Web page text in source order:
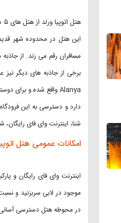
این هتل در محدوده شهر
مسافران رقم می زند. از
برخی از جاذبه های دیگر نیز
شنا، اینترنت وای فای
امکانات عمومی هتل اتوپیا
اینترنت وای فای رایگان و
موجود در لابی سربزنید و
در محوطه هتل دسترسی